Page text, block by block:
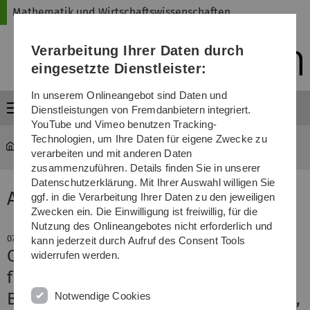
Direkt
Direkt
Direkt
(Sprache,
Drucken,
Media)
Direkt
Direkt
Mathematik und Wirtschaftswissenschaften
Menü
Mathematik und Wirtschaftswissenschaften
Aktuelle Meldung
07. Mai 2026
CHE Ranking: Top-Bilanz der Uni Ulm
für Wirtschaftswissenschaften
Bestnoten für persönliche Betreuung,
Verarbeitung Ihrer Daten durch
eingesetzte Dienstleister:
In unserem Onlineangebot sind Daten und
Dienstleistungen von Fremdanbietern integriert.
YouTube und Vimeo benutzen Tracking-
Technologien, um Ihre Daten für eigene Zwecke zu
verarbeiten und mit anderen Daten
zusammenzuführen. Details finden Sie in unserer
Datenschutzerklärung. Mit Ihrer Auswahl willigen Sie
ggf. in die Verarbeitung Ihrer Daten zu den jeweiligen
Zwecken ein. Die Einwilligung ist freiwillig, für die
Nutzung des Onlineangebotes nicht erforderlich und
kann jederzeit durch Aufruf des Consent Tools
widerrufen werden.
Notwendige Cookies